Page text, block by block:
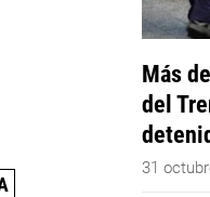
Más
del
31